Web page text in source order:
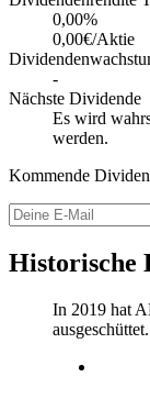
0,00%
0,00€/Aktie
-
Nächste Dividende
Es wird
werden.
Kommende
Historische
In 2019 hat
ausgeschüttet.